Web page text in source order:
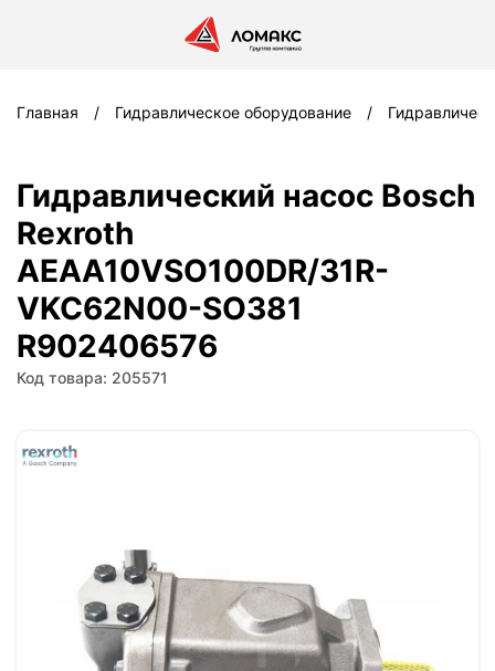
Главная Гидравлическое оборудование
Гидравлический насос Bosch
Rexroth
AEAA10VSO100DR/31R-
VKC62N00-SO381
R902406576
Код товара: 205571